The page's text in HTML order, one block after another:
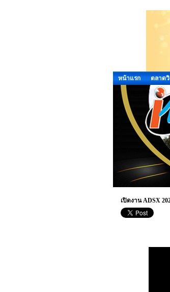
หน้าแรก ตลาดวิ
เปิดงาน ADSX